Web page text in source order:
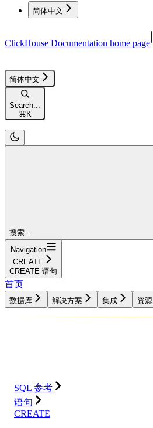
简体中文
ClickHouse Documentation home page
简体中文
Search...
⌘K
搜索...
Navigation
CREATE
CREATE 语句
首页
数据库 解决方案 集成 资源
SQL 参考
语句
CREATE